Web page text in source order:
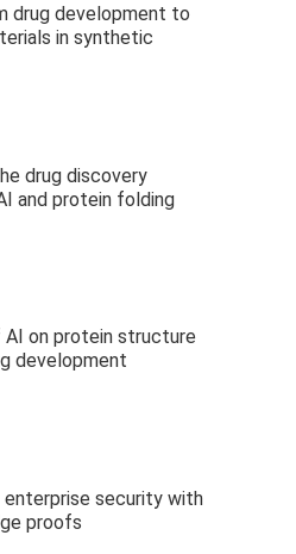
drug development to
in synthetic
drug discovery
and protein folding
on protein structure
development
security with
proofs